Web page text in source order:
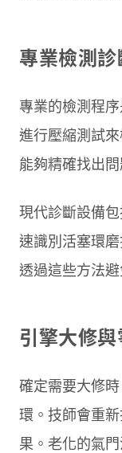
專業檢測診
專業的檢測程
進行壓縮測試
能夠精確找出問
現代診斷設備
速識別活塞環
透過這些方法
引擎大修
確定需要大修
環。技師會重
果。老化的氣